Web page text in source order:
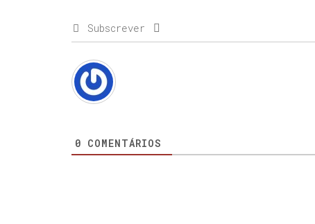
Subscrever
0 COMENTÁRIOS